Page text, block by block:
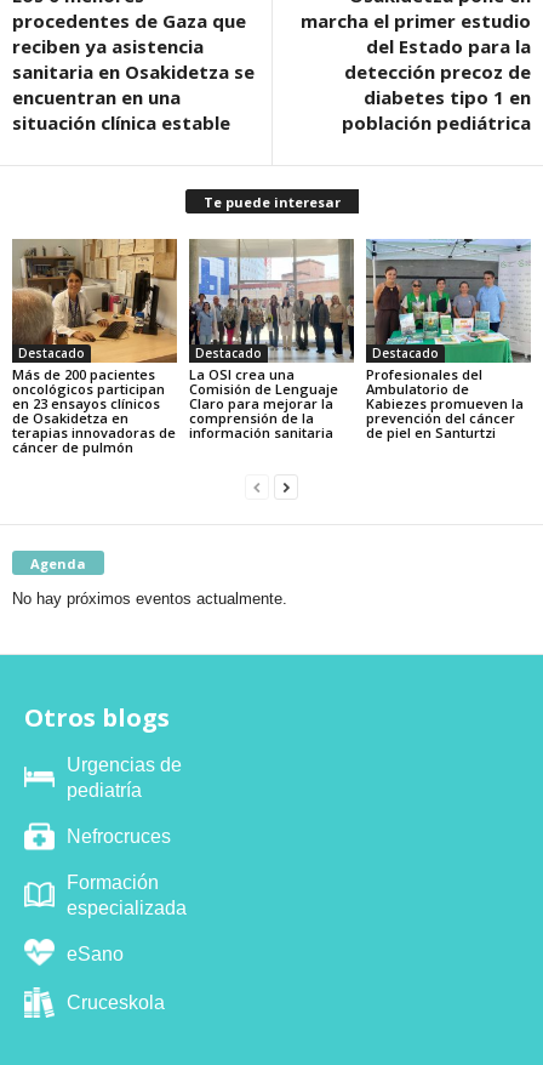
procedentes de Gaza que
reciben ya asistencia
sanitaria en Osakidetza se
encuentran en una
situación clínica estable
marcha el primer estudio
del Estado para la
detección precoz de
diabetes tipo 1 en
población pediátrica
Te puede interesar
Destacado
Más de 200 pacientes
oncológicos participan
en 23 ensayos clínicos
de Osakidetza en
terapias innovadoras de
cáncer de pulmón
Destacado
La OSI crea una
Comisión de Lenguaje
Claro para mejorar la
comprensión de la
información sanitaria
Destacado
Profesionales del
Ambulatorio de
Kabiezes promueven la
prevención del cáncer
de piel en Santurtzi
Agenda
No hay próximos eventos actualmente.
Otros blogs
Urgencias de
pediatría
Nefrocruces
Formación
especializada
eSano
Cruceskola